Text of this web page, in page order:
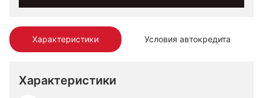
Характеристики Условия автокредита
Характеристики